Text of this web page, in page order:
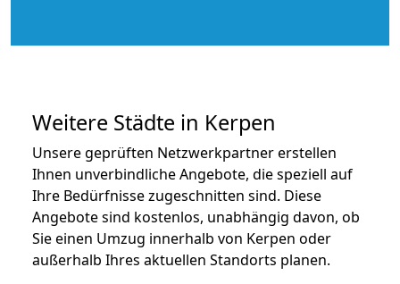
Weitere Städte in Kerpen
Unsere geprüften Netzwerkpartner erstellen
Ihnen unverbindliche Angebote, die speziell auf
Ihre Bedürfnisse zugeschnitten sind. Diese
Angebote sind kostenlos, unabhängig davon, ob
Sie einen Umzug innerhalb von Kerpen oder
außerhalb Ihres aktuellen Standorts planen.